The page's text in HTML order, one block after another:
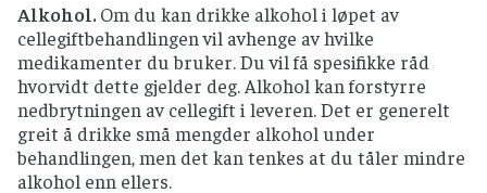
eksempel settes gryten i kaldt vann eller
fordel maten i flere mindre og gjerne flate
bokser.
Mat som fryses skal i fryseren så raskt som
mulig og oppbevares ved – 18 °C eller kaldere,
men husk at frysing av mat ikke gjør at
mikroorganismer blir borte.
Alkohol.Om du kan drikke alkohol i løpet av
cellegiftbehandlingen vil avhenge av hvilke
medikamenter du bruker. Du vil få spesifikke råd
hvorvidt dette gjelder deg. Alkohol kan forstyrre
nedbrytningen av cellegift i leveren. Det er generelt
greit å drikke små mengder alkohol under
behandlingen, men det kan tenkes at du tåler mindre
alkohol enn ellers.